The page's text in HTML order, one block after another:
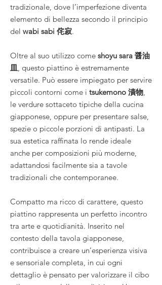
tradizionale, dove l’imperfezione diventa
elemento di bellezza secondo il principio
del wabi sabi 侘寂.
Oltre al suo utilizzo come shoyu sara 醤油
皿, questo piattino è estremamente
versatile. Può essere impiegato per servire
piccoli contorni come i tsukemono 漬物,
le verdure sottaceto tipiche della cucina
giapponese, oppure per presentare salse,
spezie o piccole porzioni di antipasti. La
sua estetica raffinata lo rende ideale
anche per composizioni più moderne,
adattandosi facilmente sia a tavole
tradizionali che contemporanee.
Compatto ma ricco di carattere, questo
piattino rappresenta un perfetto incontro
tra arte e quotidianità. Inserito nel
contesto della tavola giapponese,
contribuisce a creare un’esperienza visiva
e sensoriale completa, in cui ogni
dettaglio è pensato per valorizzare il cibo